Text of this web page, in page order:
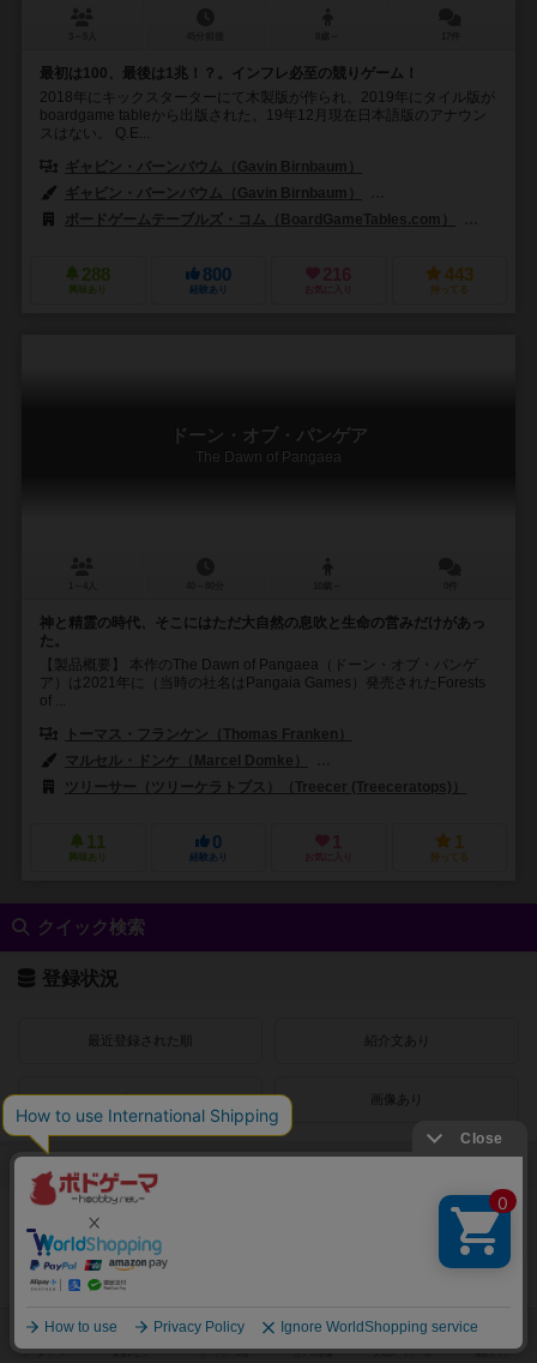
最初は100、最後は1兆！？。インフレ必至の競りゲーム！
2018年にキックスターターにて木製版が作られ、2019年にタイル版が
boardgame tableから出版された。19年12月現在日本語版のアナウン
スはない。 Q.E...
ギャビン・バーンバウム（Gavin Birnbaum）
ギャビン・バーンバウム（Gavin Birnbaum）
ボードゲームテーブルズ・コム（BoardGameTables.com）
288
興味あり
800
経験あり
216
お気に入り
443
持ってる
ドーン・オブ・パンゲア
The Dawn of Pangaea
神と精霊の時代、そこにはただ大自然の息吹と生命の営みだけがあっ
た。
【製品概要】 本作のThe Dawn of Pangaea（ドーン・オブ・パンゲ
ア）は2021年に（当時の社名はPangaia Games）発売されたForests
of ...
トーマス・フランケン（Thomas Franken）
マルセル・ドンケ（Marcel Domke）
ツリーサー（ツリーケラトプス）（Treecer (Treeceratops)）
11
興味あり
0
経験あり
1
お気に入り
1
持ってる
クイック検索
登録状況
最近登録された順 紹介文あり
レビューあり 画像あり
受賞作品
ドイツゲーム大賞 ドイツ年間ゲーム大賞
フランス年間ゲーム大賞
プレイヤー数